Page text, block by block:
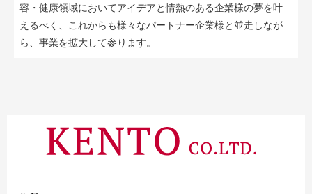
容・健康領域においてアイデアと情熱のある企業様の夢を叶
えるべく、これからも様々なパートナー企業様と並走しなが
ら、事業を拡大して参ります。